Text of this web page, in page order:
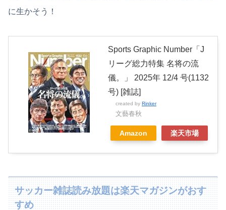
に生かそう！
Sports Graphic Number「J
リーグ総力特集 名将の流
儀。」 2025年 12/4 号(1132
号) [雑誌]
created by Rinker
文藝春秋
Amazon 楽天市場
サッカー雑誌読み放題は楽天マガジンがおす
すめ